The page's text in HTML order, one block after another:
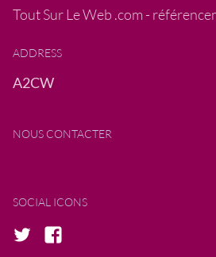
Tout Sur Le Web .com -
ADDRESS
A2CW
NOUS CONTACTER
SOCIAL ICONS